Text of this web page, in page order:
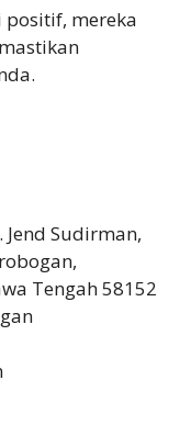
positif, mereka
Jend Sudirman,
Tengah 58152